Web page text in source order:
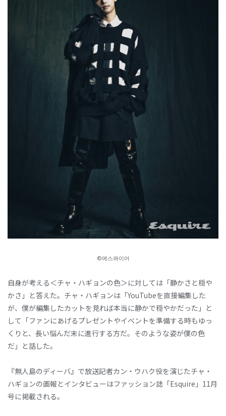
©에스콰이어
自身が考える＜チャ・ハギョンの色＞に対しては「静かさと穏や
かさ」と答えた。チャ・ハギョンは「YouTubeを直接編集した
が、僕が編集したカットを見れば本当に静かで穏やかだった」と
して「ファンにあげるプレゼントやイベントを準備する時もゆっ
くりと、長い悩んだ末に進行する方だ。そのような姿が僕の色
だ」と話した。
『無人島のディーバ』で放送記者カン・ウハク役を演じたチャ・
ハギョンの画報とインタビューはファッション誌「Esquire」11月
号に掲載される。